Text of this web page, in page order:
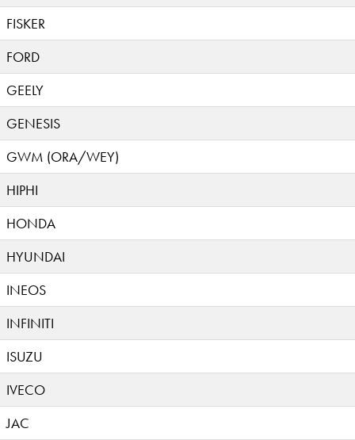
FISKER
FORD
GEELY
GENESIS
GWM (ORA/WEY)
HIPHI
HONDA
HYUNDAI
INEOS
INFINITI
ISUZU
IVECO
JAC